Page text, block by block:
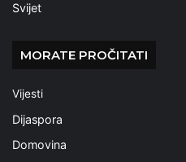
Svijet
MORATE PROČITATI
Vijesti
Dijaspora
Domovina